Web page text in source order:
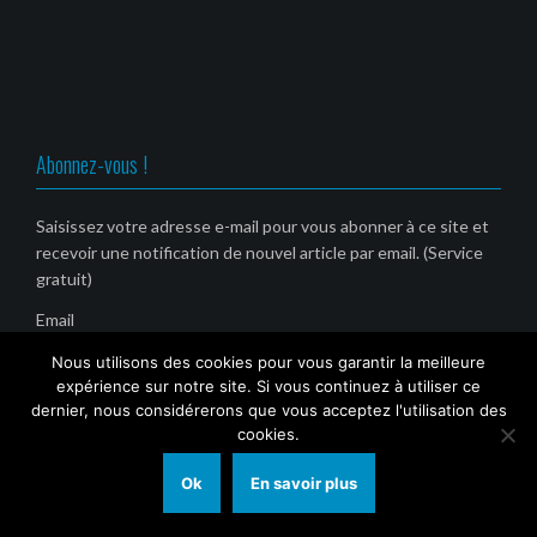
Abonnez-vous !
Saisissez votre adresse e-mail pour vous abonner à ce site et
recevoir une notification de nouvel article par email. (Service
gratuit)
Email
Nous utilisons des cookies pour vous garantir la meilleure
expérience sur notre site. Si vous continuez à utiliser ce
dernier, nous considérerons que vous acceptez l'utilisation des
cookies.
Ok En savoir plus